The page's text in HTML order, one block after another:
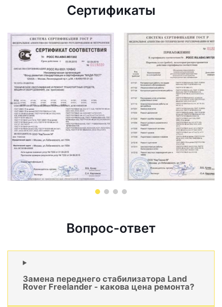
Сертификаты
Вопрос-ответ
Замена переднего стабилизатора Land
Rover Freelander - какова цена ремонта?